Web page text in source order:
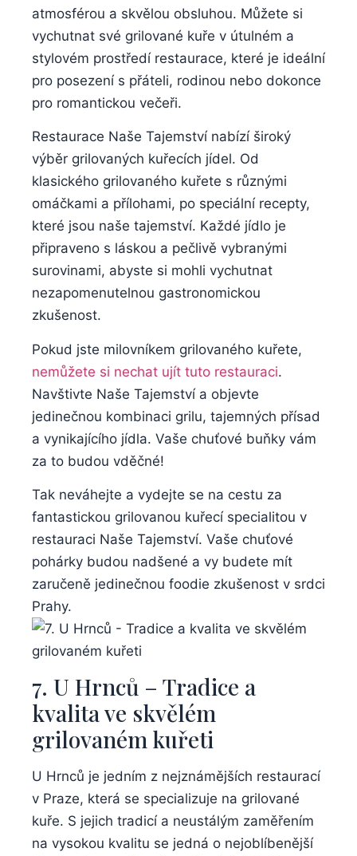
atmosférou a skvělou obsluhou.⁢ Můžete ⁤si
vychutnat ​své ​grilované kuře v útulném a
⁢stylovém prostředí restaurace, které je⁢ ideální
pro posezení s ⁤přáteli, rodinou​ nebo dokonce
pro romantickou večeři.
Restaurace Naše Tajemství ‍nabízí široký
výběr grilovaných‍ kuřecích jídel. Od
klasického grilovaného kuřete s různými
omáčkami​ a přílohami,‌ po speciální recepty,
které jsou naše​ tajemství. Každé jídlo je
‍připraveno s láskou⁤ a ⁣pečlivě vybranými
surovinami,‌ abyste si mohli vychutnat
nezapomenutelnou gastronomickou
zkušenost.
Pokud jste milovníkem grilovaného kuřete,
nemůžete si nechat ujít tuto restauraci.
‌Navštivte Naše Tajemství a ⁢objevte
jedinečnou​ kombinaci grilu, tajemných přísad
a ​vynikajícího ‌jídla. Vaše chuťové⁣ buňky vám
za to⁤ budou vděčné!
Tak neváhejte a vydejte se na cestu za
fantastickou grilovanou ​kuřecí specialitou v
restauraci Naše Tajemství. Vaše chuťové
pohárky budou nadšené a ⁤vy budete mít
⁢zaručeně jedinečnou foodie zkušenost⁢ v srdci
Prahy.
7. ‌U ⁢Hrnců – Tradice a
kvalita ve skvělém
grilovaném ⁣kuřeti
U Hrnců je jedním z nejznámějších restaurací⁢
v⁤ Praze, která⁢ se specializuje na grilované‍
kuře. S jejich tradicí a neustálým zaměřením
na vysokou ⁣kvalitu se jedná o nejoblíbenější